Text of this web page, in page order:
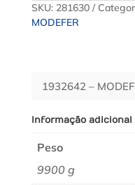
SKU: 281630
MODEFER
1932642 –
Informação adicional
Peso
9900 g